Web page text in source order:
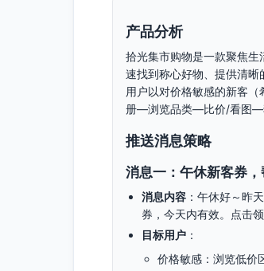
产品分析
拾光集市购物是一款聚焦
速找到称心好物、提供清
用户以对价格敏感的新客（
册—浏览品类—比价/看图—
推送消息策略
消息一：午休新客券
消息内容 ：午休好～昨
券，今天内有效。点击
目标用户 ：
价格敏感：浏览低价